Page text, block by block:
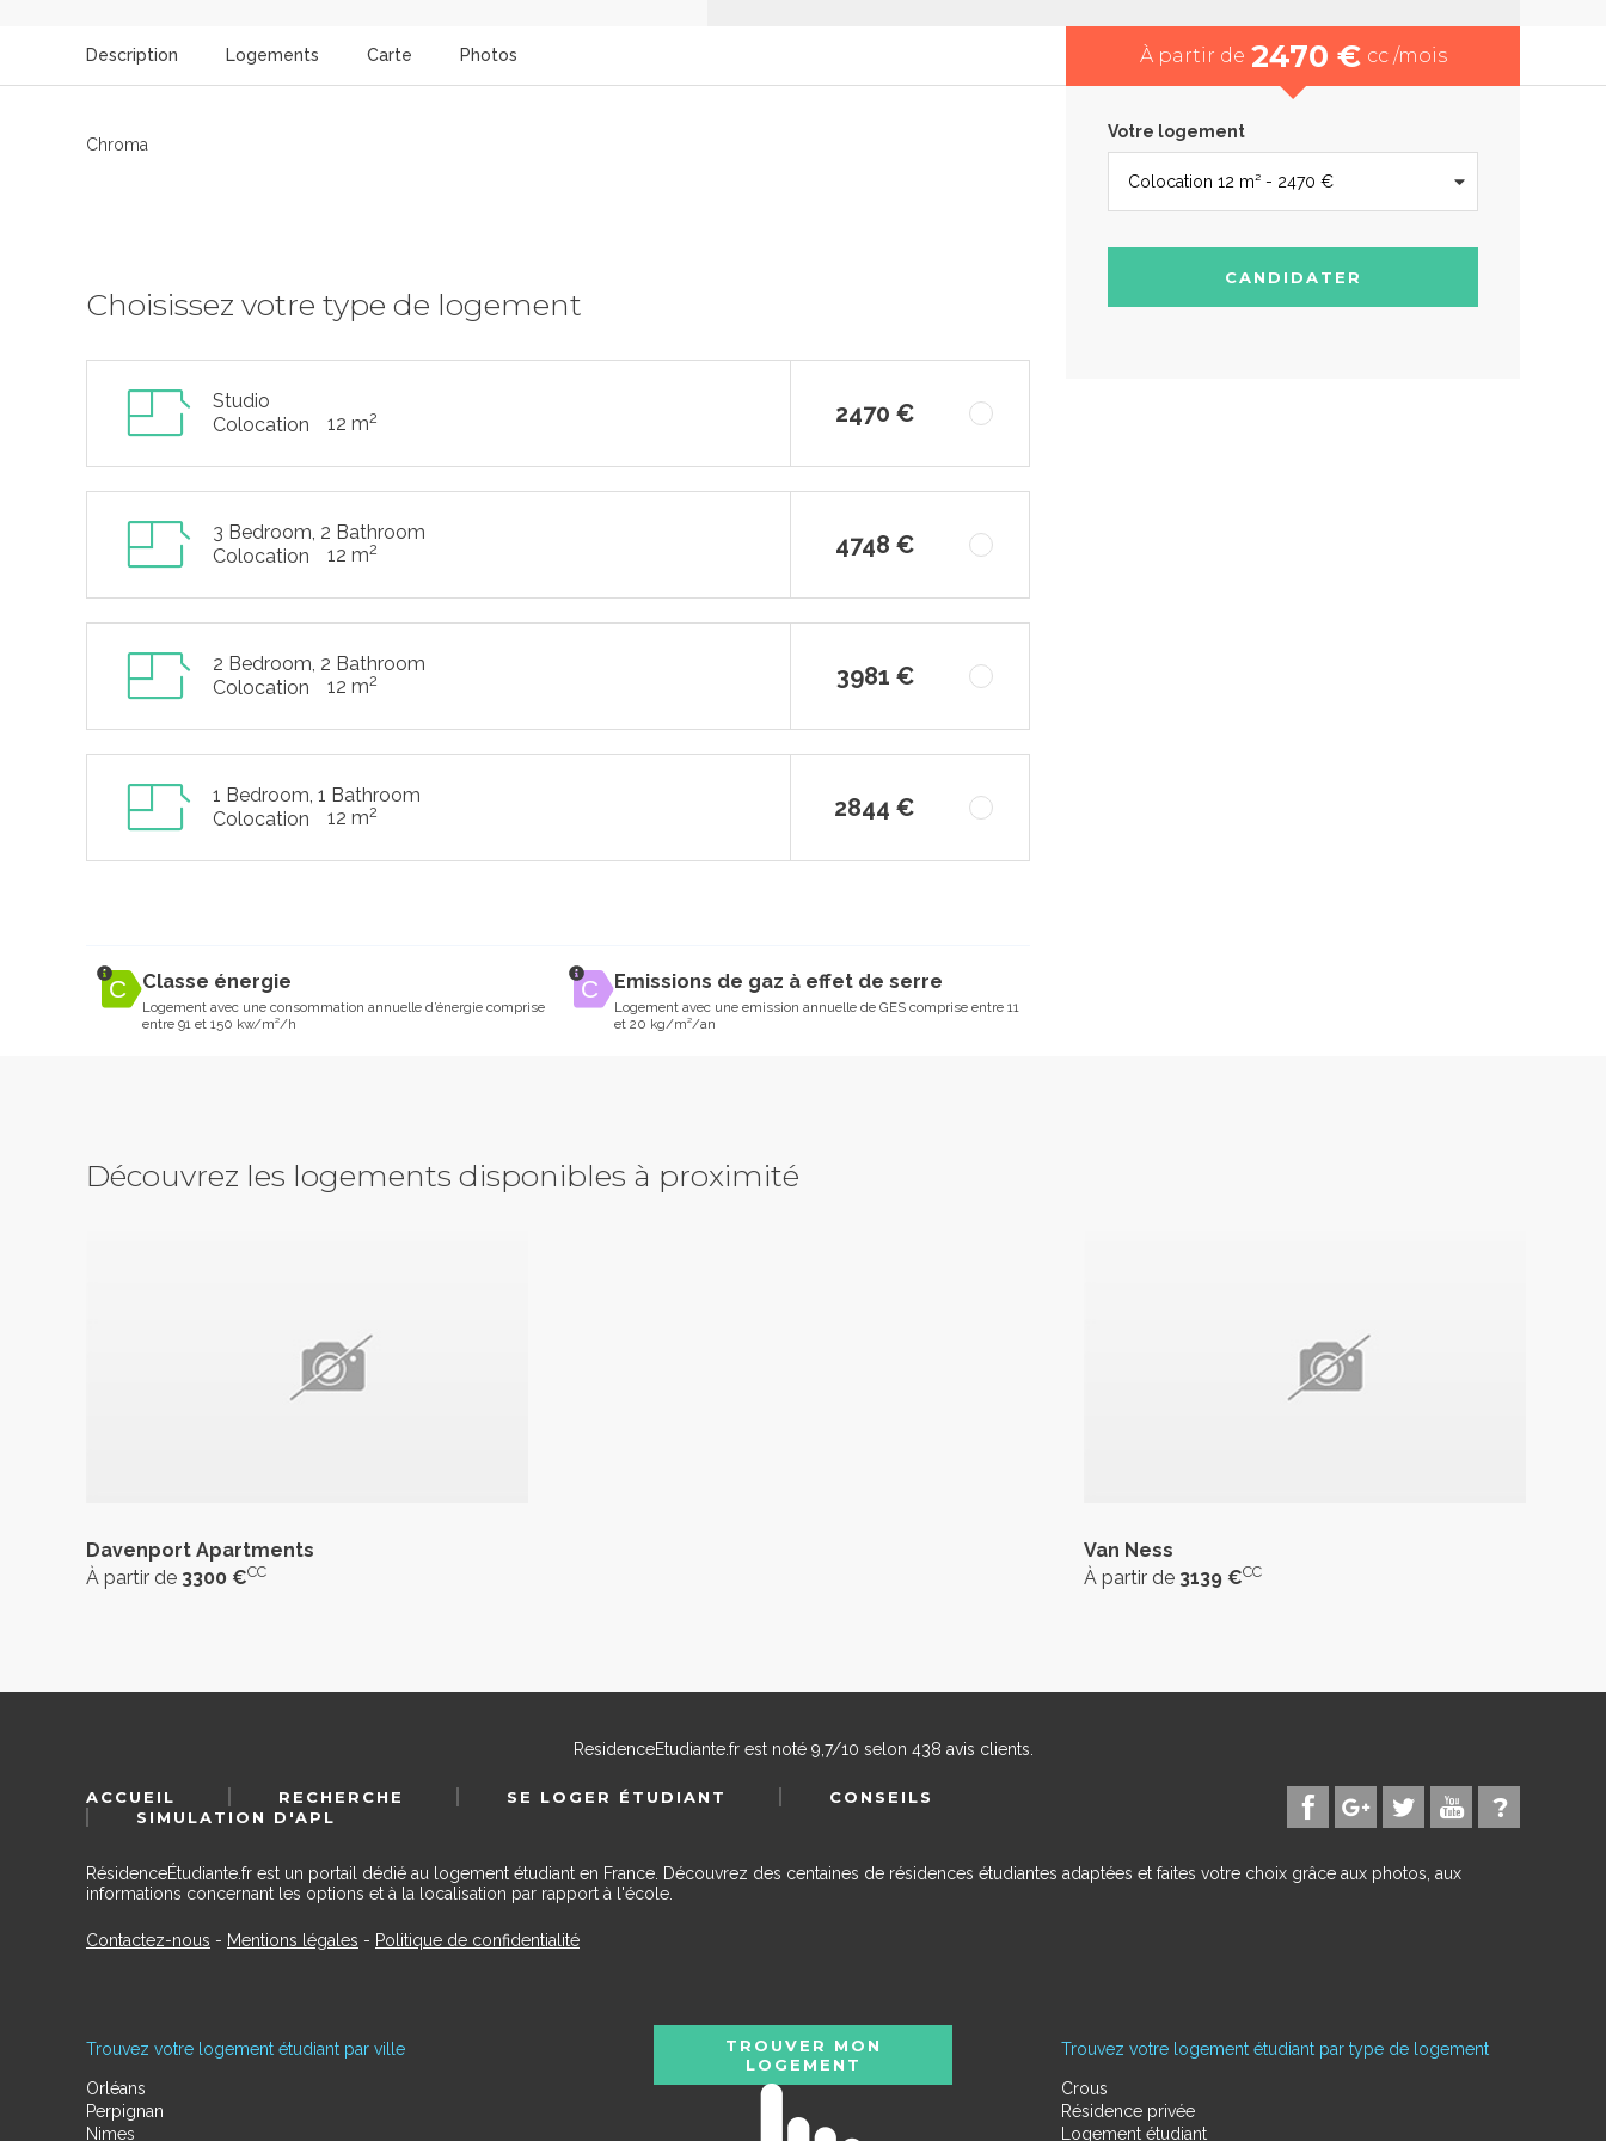
Description Logements Carte Photos
Chroma
Choisissez votre type de logement
Studio
Colocation
12 m2 2470 €
3 Bedroom, 2 Bathroom
Colocation
12 m2 4748 €
2 Bedroom, 2 Bathroom
Colocation
12 m2 3981 €
1 Bedroom, 1 Bathroom
Colocation
12 m2 2844 €
Classe énergie
Logement avec une consommation annuelle d’énergie comprise
entre 91 et 150 kw/m²/h
Emissions de gaz à effet de serre
Logement avec une emission annuelle de GES comprise entre 11
et 20 kg/m²/an
À partir de 2470 € cc /mois
Votre logement
CANDIDATER
Découvrez les logements disponibles à proximité
Davenport Apartments
À partir de 3300 €CC
Van Ness
À partir de 3139 €CC
ResidenceEtudiante.frest noté 9,7/10 selon 438 avis clients.
ACCUEIL RECHERCHE SE LOGER ÉTUDIANT
CONSEILS
SIMULATION D'APL
RésidenceÉtudiante.fr est un portail dédié au logement étudiant en France. Découvrez des centaines de résidences étudiantes adaptées et faites votre choix grâce aux photos, aux
informations concernant les options et à la localisation par rapport à l'école.
Contactez-nous - Mentions légales - Politique de confidentialité
Trouvez votre logement étudiant par ville
Orléans
Perpignan
Nimes
Trouvez votre logement étudiant par type de logement
Crous
Résidence privée
Logement étudiant
TROUVER MON
LOGEMENT